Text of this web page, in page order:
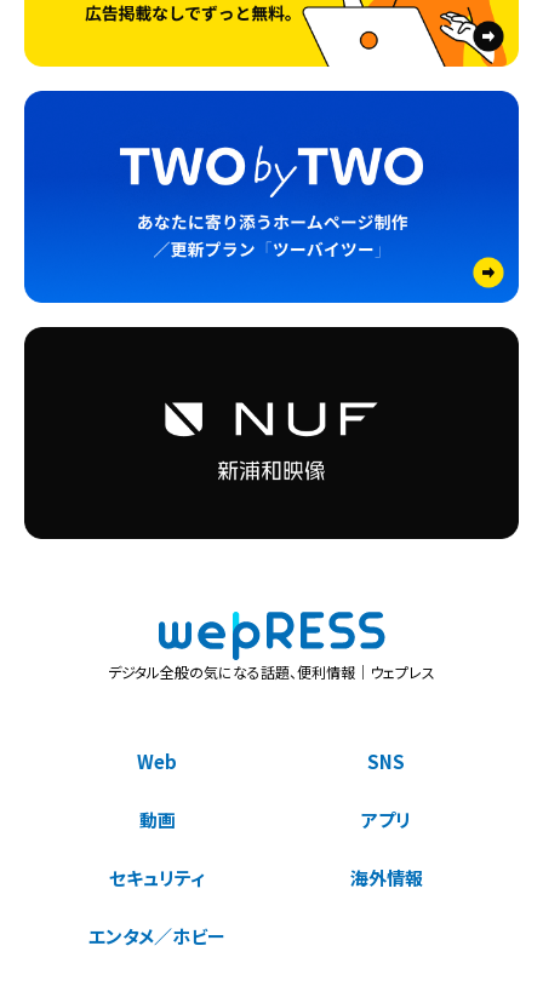
デジタル全般の気になる話題、便利情報｜ウェプレス
Web SNS
動画 アプリ
セキュリティ 海外情報
エンタメ／ホビー